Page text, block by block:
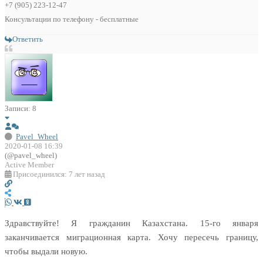
+7 (905) 223-12-47
Консультации по телефону - бесплатные
Ответить
Записи: 8
Pavel_Wheel
2020-01-08 16:39
(@pavel_wheel)
Active Member
Присоединился: 7 лет назад
Здравствуйте! Я гражданин Казахстана. 15-го января
заканчивается миграционная карта. Хочу пересечь границу,
чтобы выдали новую.